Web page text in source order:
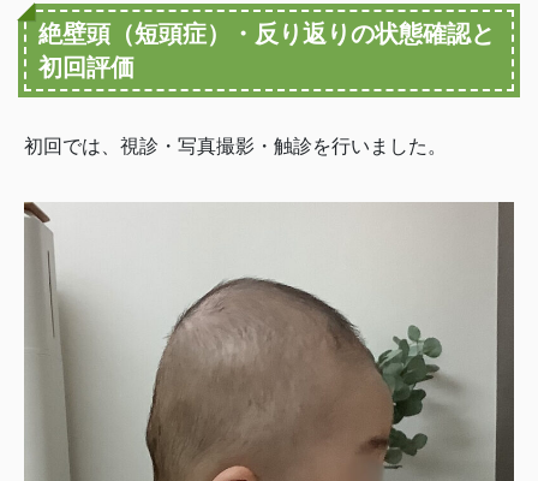
絶壁頭（短頭症）・反り返りの状態確認と
初回評価
初回では、視診・写真撮影・触診を行いました。